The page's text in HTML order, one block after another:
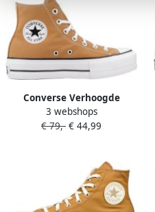
Converse Verhoogde
Sneakers voor een stijlvolle
uitstraling
3 webshops
€ 79,- € 44,99